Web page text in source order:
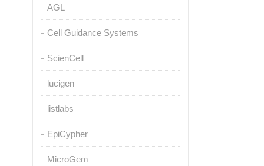
AGL
Cell Guidance Systems
ScienCell
lucigen
listlabs
EpiCypher
MicroGem